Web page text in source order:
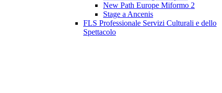
New Path Europe Miformo 2
Stage a Ancenis
FLS Professionale Servizi Culturali e dello
Spettacolo